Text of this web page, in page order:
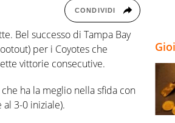
CONDIVIDI
Bel successo di Tampa Bay
per i Coyotes che
vittorie consecutive.
ha la meglio nella sfida con
3-0 iniziale).